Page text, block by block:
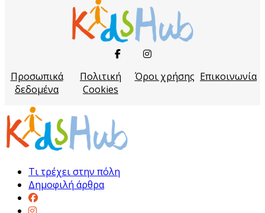
Προσωπικά
δεδομένα
Πολιτική
Cookies
Όροι χρήσης Επικοινωνία
Τι τρέχει στην πόλη
Δημοφιλή άρθρα